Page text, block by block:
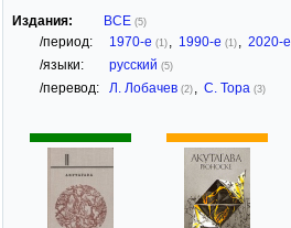
Издания:
ВСЕ (5)
/период: 1970-е (1) 1990-е (1) 2020-е
/языки: русский (5)
/перевод: Л. Лобачев (2) С. Тора (3)